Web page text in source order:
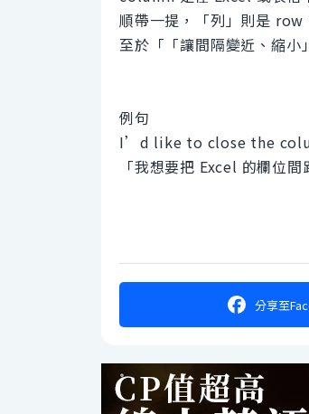
順帶一提，「列」則是 row
至於「「讓間隔變近、縮
例句
I’d like to close the
「我想要把 Excel 的欄位
分享至